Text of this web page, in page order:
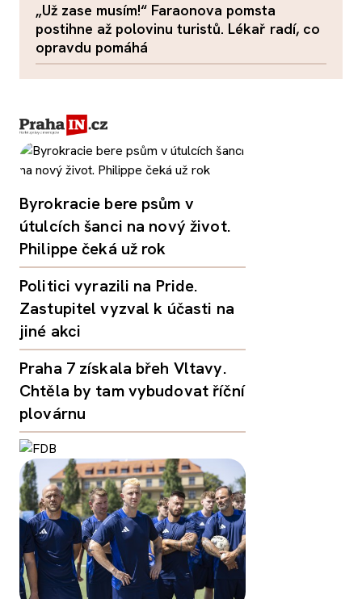
„Už zase musím!“ Faraonova pomsta
postihne až polovinu turistů. Lékař radí, co
opravdu pomáhá
Byrokracie bere psům v
útulcích šanci na nový život.
Philippe čeká už rok
Politici vyrazili na Pride.
Zastupitel vyzval k účasti na
jiné akci
Praha 7 získala břeh Vltavy.
Chtěla by tam vybudovat říční
plovárnu